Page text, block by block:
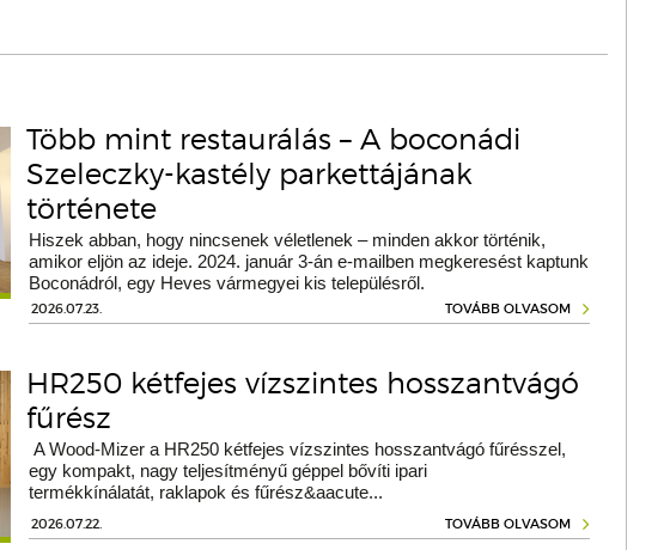
Több mint restaurálás – A boconádi
Szeleczky-kastély parkettájának
története
Hiszek abban, hogy nincsenek véletlenek – minden akkor történik,
amikor eljön az ideje. 2024. január 3-án e-mailben megkeresést kaptunk
Boconádról, egy Heves vármegyei kis településről.
2026.07.23. TOVÁBB OLVASOM
HR250 kétfejes vízszintes hosszantvágó
fűrész
A Wood-Mizer a HR250 kétfejes vízszintes hosszantvágó fűrésszel,
egy kompakt, nagy teljesítményű géppel bővíti ipari
termékkínálatát, raklapok és fűrész&aacute...
2026.07.22. TOVÁBB OLVASOM